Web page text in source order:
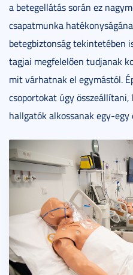
a betegellátás során ez
csapatmunka
betegbiztonság tekintetében
tagjai megfelelően tudjanak
mit várhatnak el egymástól.
csoportokat úgy
hallgatók alkossanak egy-